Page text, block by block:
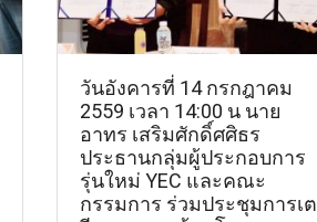
วันอังคารที่ 14 กรกฎาคม
2559 เวลา 14:00 น นาย
อาทร เสริมศักดิ์ศศิธร
ประธานกลุ่มผู้ประกอบการ
รุ่นใหม่ YEC และคณะ
กรรมการ ร่วมประชุมการเต